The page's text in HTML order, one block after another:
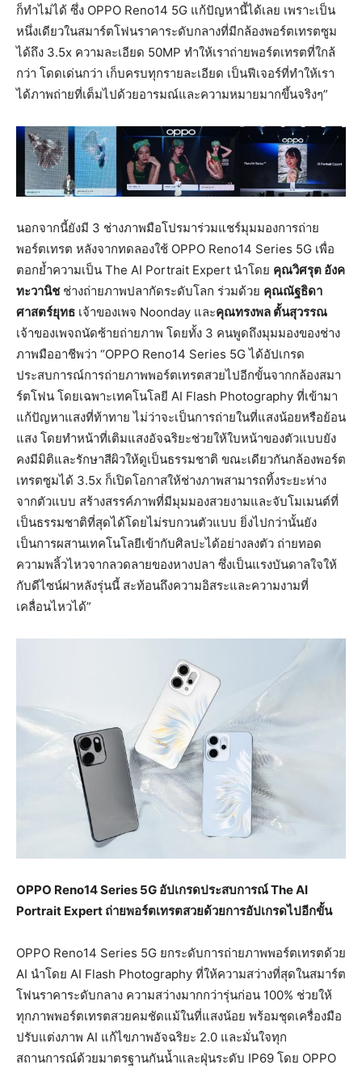
ก็ทำไม่ได้ ซึ่ง OPPO Reno14 5G แก้ปัญหานี้ได้เลย เพราะเป็น
หนึ่งเดียวในสมาร์ตโฟนราคาระดับกลางที่มีกล้องพอร์ตเทรตซูม
ได้ถึง 3.5x ความละเอียด 50MP ทำให้เราถ่ายพอร์ตเทรตที่ใกล้
กว่า โดดเด่นกว่า เก็บครบทุกรายละเอียด เป็นฟีเจอร์ที่ทำให้เรา
ได้ภาพถ่ายที่เต็มไปด้วยอารมณ์และความหมายมากขึ้นจริงๆ”
นอกจากนี้ยังมี 3 ช่างภาพมือโปรมาร่วมแชร์มุมมองการถ่าย
พอร์ตเทรต หลังจากทดลองใช้ OPPO Reno14 Series 5G เพื่อ
ตอกย้ำความเป็น The AI Portrait Expert นำโดย คุณวิศรุต อังค
ทะวานิชช่างถ่ายภาพปลากัดระดับโลก ร่วมด้วย คุณณัฐธิดา
ศาสตร์ยุทธ เจ้าของเพจ Noonday และคุณทรงพล ตั้นสุวรรณ
เจ้าของเพจถนัดซ้ายถ่ายภาพ โดยทั้ง 3 คนพูดถึงมุมมองของช่าง
ภาพมืออาชีพว่า “OPPO Reno14 Series 5G ได้อัปเกรด
ประสบการณ์การถ่ายภาพพอร์ตเทรตสวยไปอีกขั้นจากกล้องสมา
ร์ตโฟน โดยเฉพาะเทคโนโลยี AI Flash Photography ที่เข้ามา
แก้ปัญหาแสงที่ท้าทาย ไม่ว่าจะเป็นการถ่ายในที่แสงน้อยหรือย้อน
แสง โดยทำหน้าที่เติมแสงอัจฉริยะช่วยให้ใบหน้าของตัวแบบยัง
คงมีมิติและรักษาสีผิวให้ดูเป็นธรรมชาติ ขณะเดียวกันกล้องพอร์ต
เทรตซูมได้ 3.5x ก็เปิดโอกาสให้ช่างภาพสามารถทิ้งระยะห่าง
จากตัวแบบ สร้างสรรค์ภาพที่มีมุมมองสวยงามและจับโมเมนต์ที่
เป็นธรรมชาติที่สุดได้โดยไม่รบกวนตัวแบบ ยิ่งไปกว่านั้นยัง
เป็นการผสานเทคโนโลยีเข้ากับศิลปะได้อย่างลงตัว ถ่ายทอด
ความพลิ้วไหวจากลวดลายของหางปลา ซึ่งเป็นแรงบันดาลใจให้
กับดีไซน์ฝาหลังรุ่นนี้ สะท้อนถึงความอิสระและความงามที่
เคลื่อนไหวได้”
OPPO Reno14 Series 5G อัปเกรดประสบการณ์ The AI
Portrait Expert ถ่ายพอร์ตเทรตสวยด้วยการอัปเกรดไปอีกขั้น
OPPO Reno14 Series 5G ยกระดับการถ่ายภาพพอร์ตเทรตด้วย
AI นำโดย AI Flash Photography ที่ให้ความสว่างที่สุดในสมาร์ต
โฟนราคาระดับกลาง ความสว่างมากกว่ารุ่นก่อน 100% ช่วยให้
ทุกภาพพอร์ตเทรตสวยคมชัดแม้ในที่แสงน้อย พร้อมชุดเครื่องมือ
ปรับแต่งภาพ AI แก้ไขภาพอัจฉริยะ 2.0 และมั่นใจทุก
สถานการณ์ด้วยมาตรฐานกันน้ำและฝุ่นระดับ IP69 โดย OPPO